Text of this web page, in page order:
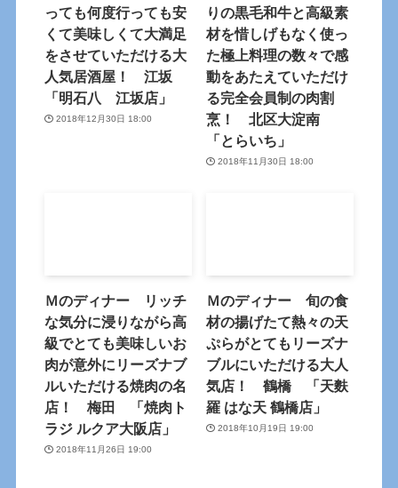
っても何度行っても安
くて美味しくて大満足
をさせていただける大
人気居酒屋！ 江坂
「明石八 江坂店」
2018年12月30日 18:00
りの黒毛和牛と高級素
材を惜しげもなく使っ
た極上料理の数々で感
動をあたえていただけ
る完全会員制の肉割
烹！ 北区大淀南
「とらいち」
2018年11月30日 18:00
Ｍのディナー リッチ
な気分に浸りながら高
級でとても美味しいお
肉が意外にリーズナブ
ルいただける焼肉の名
店！ 梅田 「焼肉ト
ラジ ルクア大阪店」
2018年11月26日 19:00
Ｍのディナー 旬の食
材の揚げたて熱々の天
ぷらがとてもリーズナ
ブルにいただける大人
気店！ 鶴橋 「天麩
羅 はな天 鶴橋店」
2018年10月19日 19:00